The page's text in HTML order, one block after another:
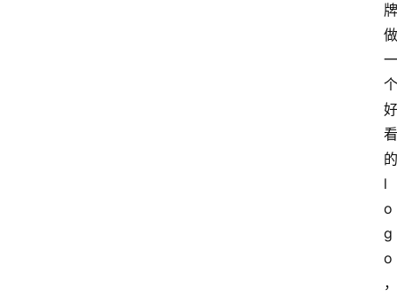
牌
做
一
个
好
看
的
l
o
g
o
，